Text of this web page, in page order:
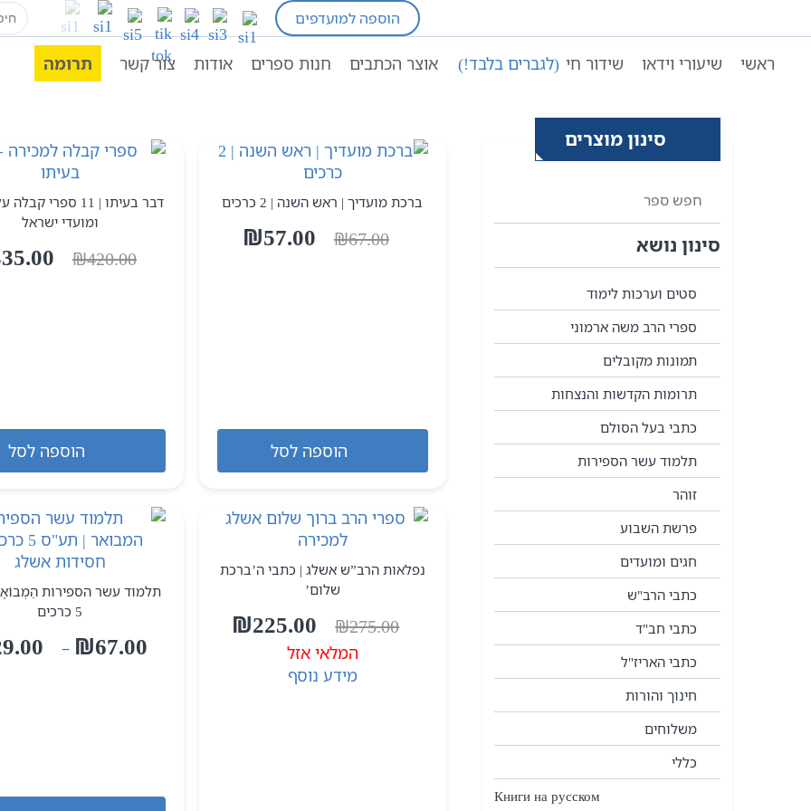
to
הוספה למועדפים for:
ראשי שיעורי וידאו שידור חי (לגברים בלבד!) אוצר הכתבים חנות ספרים אודות צור קשר תרומה
עמוד ראשי חסידות אשלג
סינון מוצרים
סינון נושא
סטים וערכות לימוד
ספרי הרב משה ארמוני
תמונות מקובלים
תרומות הקדשות והנצחות
כתבי בעל הסולם
תלמוד עשר הספירות
זוהר
פרשת השבוע
חגים ומועדים
כתבי הרב"ש
כתבי חב"ד
כתבי האריז"ל
חינוך והורות
משלוחים
כללי
Книги на русском
ברכת מועדיך | ראש השנה | 2 כרכים
₪67.00
המחיר
המקורי
₪57.00
הוספה לסל
דבר בעיתו | 11 ספרי
ומועדי ישראל
₪420.00
המחיר
המקורי
הוספה לסל
נפלאות הרב”ש אשלג | כתבי ה’ברכת
שלום’
₪275.00
המחיר
המקורי
היה:
₪275.00.
₪225.00
המלאי אזל
מידע נוסף
תלמוד עשר הספירות
5 כרכים
₪67.00
–